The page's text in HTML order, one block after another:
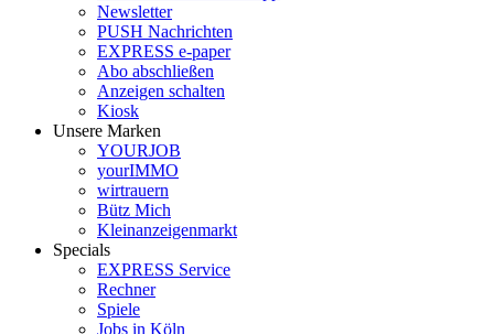
Newsletter
PUSH Nachrichten
EXPRESS e-paper
Abo abschließen
Anzeigen schalten
Kiosk
Unsere Marken
YOURJOB
yourIMMO
wirtrauern
Bütz Mich
Kleinanzeigenmarkt
Specials
EXPRESS Service
Rechner
Spiele
Jobs in Köln